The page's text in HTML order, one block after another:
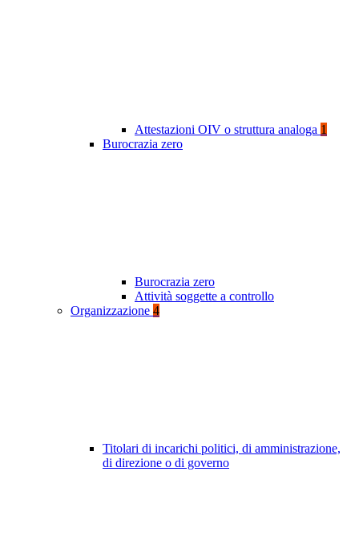
Attestazioni OIV o struttura analoga 1
Burocrazia zero
Burocrazia zero
Attività soggette a controllo
Organizzazione 4
Titolari di incarichi politici, di amministrazione,
di direzione o di governo